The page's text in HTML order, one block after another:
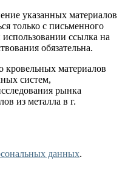
указанных материалов
только с письменного
ссылка на
обязательна.
кровельных материалов
систем,
рынка
из металла в г.
данных.